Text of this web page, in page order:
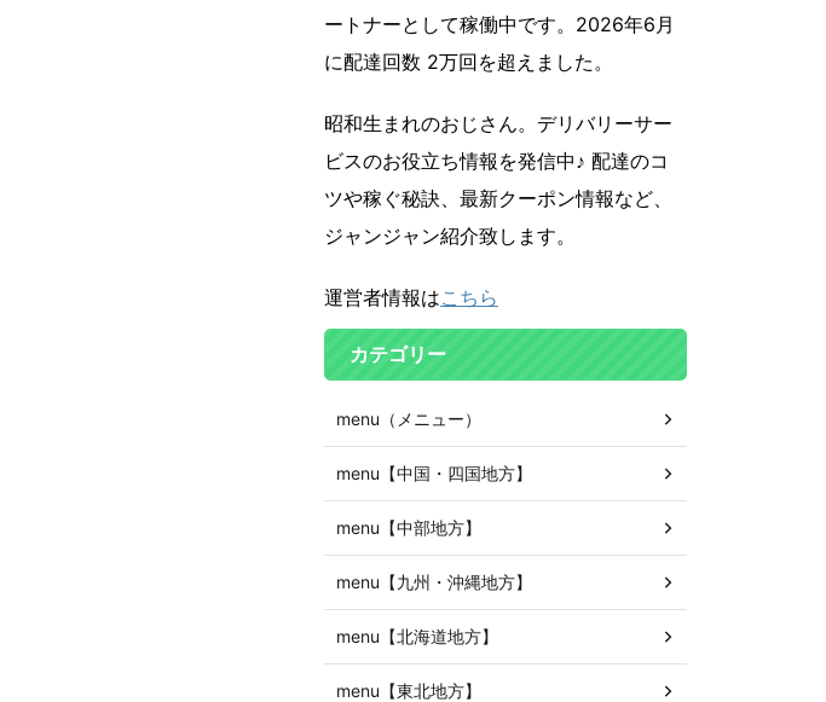
ートナーとして稼働中です。2026年6月
に配達回数 2万回を超えました。
昭和生まれのおじさん。デリバリーサー
ビスのお役立ち情報を発信中♪ 配達のコ
ツや稼ぐ秘訣、最新クーポン情報など、
ジャンジャン紹介致します。
運営者情報はこちら
カテゴリー
menu（メニュー）
menu【中国・四国地方】
menu【中部地方】
menu【九州・沖縄地方】
menu【北海道地方】
menu【東北地方】